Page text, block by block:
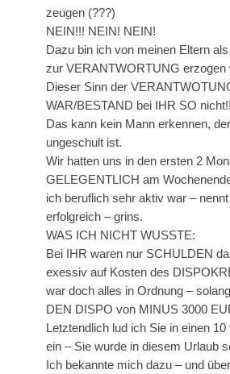
zeugen (???)
NEIN!!! NEIN! NEIN!
Dazu bin ich von meinen Eltern
zur VERANTWORTUNG erzogen
Dieser Sinn der
WAR/BESTAND bei IHR SO
Das kann kein Mann erkennen,
ungeschult ist.
Wir hatten uns in den ersten 2
GELEGENTLICH am
ich beruflich sehr aktiv war –
erfolgreich – grins.
WAS ICH NICHT WUSSTE:
Bei IHR waren nur SCHULDEN
exessiv auf Kosten des
war doch alles in Ordnung –
DEN DISPO von MINUS 3000
Letztendlich lud ich Sie in einen 10
ein – Sie wurde in diesem Urlaub
Ich bekannte mich dazu – und